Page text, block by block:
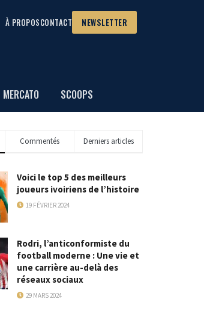
À PROPOSCONTACT NEWSLETTER
MERCATO SCOOPS
Commentés Derniers articles
Voici le top 5 des meilleurs
joueurs ivoiriens de l’histoire
19 FÉVRIER 2024
Rodri, l’anticonformiste du
football moderne : Une vie et
une carrière au-delà des
réseaux sociaux
29 MARS 2024